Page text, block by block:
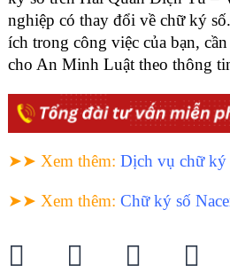
nghiệp có thay đổi về chữ ký
ích trong công việc của bạn,
cho An Minh Luật theo thông
➤➤ Xem thêm: Dịch vụ chữ ký
➤➤ Xem thêm: Chữ ký số